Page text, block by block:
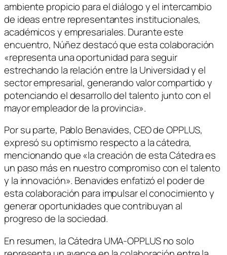
ambiente propicio para el diálogo y el intercambio
de ideas entre representantes institucionales,
académicos y empresariales. Durante este
encuentro, Núñez destacó que esta colaboración
«representa una oportunidad para seguir
estrechando la relación entre la Universidad y el
sector empresarial, generando valor compartido y
potenciando el desarrollo del talento junto con el
mayor empleador de la provincia».
Por su parte, Pablo Benavides, CEO de OPPLUS,
expresó su optimismo respecto a la cátedra,
mencionando que «la creación de esta Cátedra es
un paso más en nuestro compromiso con el talento
y la innovación». Benavides enfatizó el poder de
esta colaboración para impulsar el conocimiento y
generar oportunidades que contribuyan al
progreso de la sociedad.
En resumen, la Cátedra UMA-OPPLUS no solo